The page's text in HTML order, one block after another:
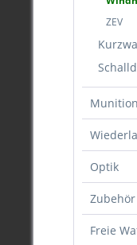
ZEV
Munition
Optik
Zubehör
Freie